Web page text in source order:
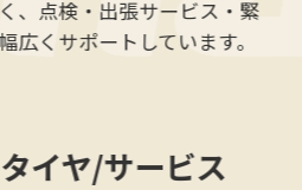
、点検・出張サービス・緊
広くサポートしています。
イヤ/サービス